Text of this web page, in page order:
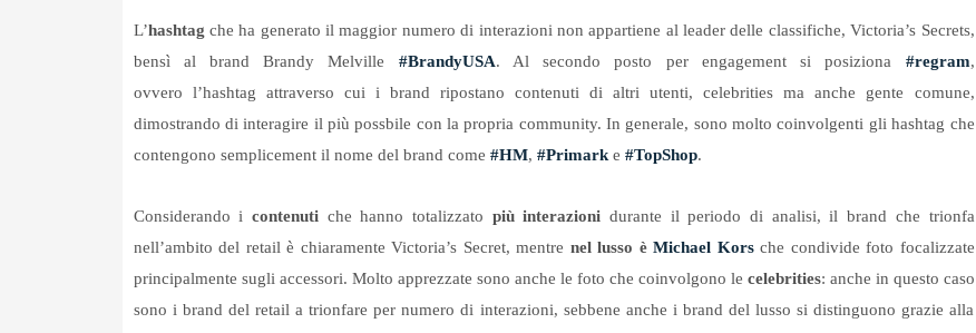
L’hashtag che ha generato il maggior numero di interazioni non appartiene al leader delle classifiche, Victoria’s Secrets,
bensì al brand Brandy Melville #BrandyUSA. Al secondo posto per engagement si posiziona #regram,
ovvero l’hashtag attraverso cui i brand ripostano contenuti di altri utenti, celebrities ma anche gente comune,
dimostrando di interagire il più possbile con la propria community. In generale, sono molto coinvolgenti gli hashtag che
contengono semplicement il nome del brand come #HM, #Primarke #TopShop.
Considerando i contenutiche hanno totalizzato più interazioni durante il periodo di analisi, il brand che trionfa
nell’ambito del retail è chiaramente Victoria’s Secret, mentre nel lusso è Michael Korsche condivide foto focalizzate
principalmente sugli accessori. Molto apprezzate sono anche le foto che coinvolgono le celebrities: anche in questo caso
sono i brand del retail a trionfare per numero di interazioni, sebbene anche i brand del lusso si distinguono grazie alla